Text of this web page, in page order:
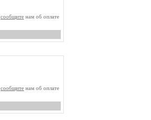
сообщите нам об оплате
сообщите нам об оплате